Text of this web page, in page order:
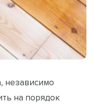
независимо
на порядок